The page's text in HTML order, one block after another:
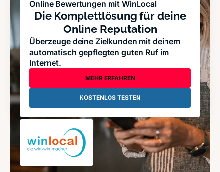
Online Bewertungen mit WinLocal
Die Komplettlösung für deine
Online Reputation
Überzeuge deine Zielkunden mit deinem
automatisch gepflegten guten Ruf im
Internet.
MEHR ERFAHREN
KOSTENLOS TESTEN